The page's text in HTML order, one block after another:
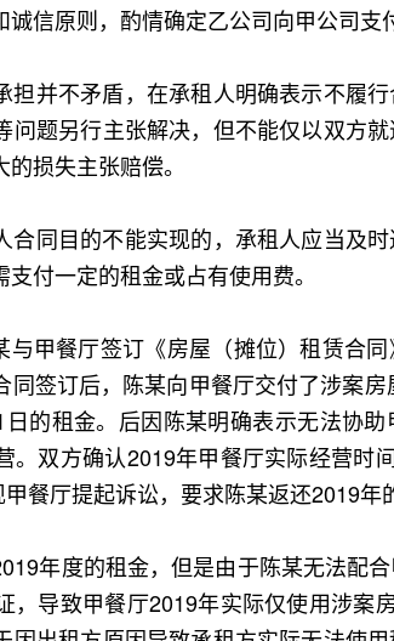
信原则，酌情确定乙公司向甲公司支
并不矛盾，在承租人明确表示不履行
问题另行主张解决，但不能仅以双方
损失主张赔偿。
同目的不能实现的，承租人应当及时
付一定的租金或占有使用费。
甲餐厅签订《房屋（摊位）租赁合同
同签订后，陈某向甲餐厅交付了涉案
的租金。后因陈某明确表示无法协
。双方确认2019年甲餐厅实际经营时
餐厅提起诉讼，要求陈某返还2019年
年度的租金，但是由于陈某无法配合
，导致甲餐厅2019年实际仅使用涉案